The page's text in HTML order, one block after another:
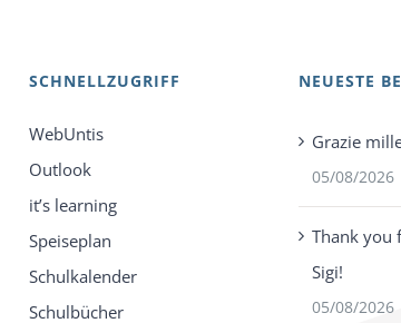
SCHNELLZUGRIFF
WebUntis
Outlook
it’s learning
Speiseplan
Schulkalender
Schulbücher
NEUESTE
Grazie
05/08/2026
Thank you
Sigi!
05/08/2026